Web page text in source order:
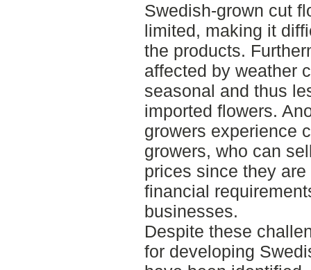
Swedish-grown cut
limited, making it
the products.
affected by weather
seasonal and thus
imported flowers.
growers experience
growers, who can
prices since they
financial
businesses.
Despite these
for developing